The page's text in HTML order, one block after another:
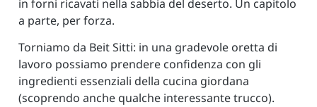
in forni ricavati nella sabbia del deserto. Un capitolo
a parte, per forza.
Torniamo da Beit Sitti: in una gradevole oretta di
lavoro possiamo prendere confidenza con gli
ingredienti essenziali della cucina giordana
(scoprendo anche qualche interessante trucco).